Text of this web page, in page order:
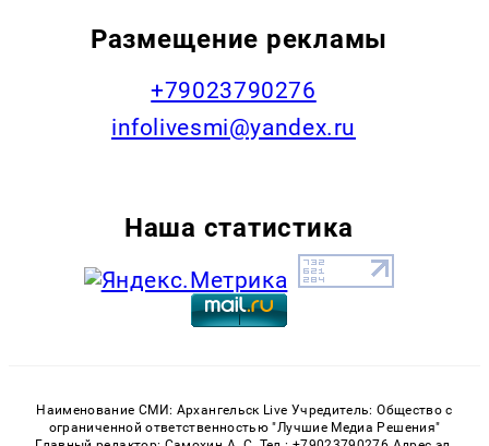
Размещение рекламы
+79023790276
infolivesmi@yandex.ru
Наша статистика
Наименование СМИ: Архангельск Live Учредитель: Общество с
ограниченной ответственностью "Лучшие Медиа Решения"